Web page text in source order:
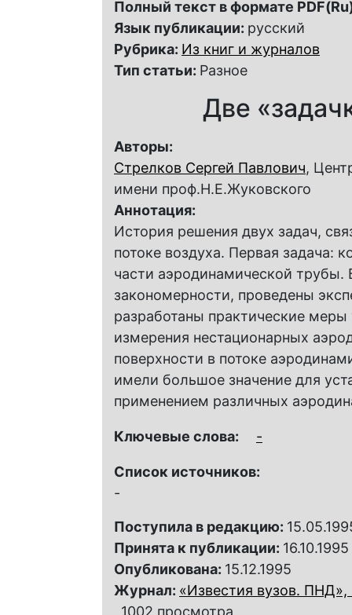
Полный текст в формате
Язык публикации: русский
Рубрика: Из книг и журналов
Тип статьи: Разное
Две
Авторы:
Стрелков Сергей Павлович,
имени проф.Н.Е.Жуковского
Аннотация:
История решения двух задач,
потоке воздуха. Первая задача:
части аэродинамической
закономерности, проведены
разработаны практические
измерения нестационарных
поверхности в потоке
имели большое значение для
применением различных
Ключевые слова: -
Список источников:
-
Поступила в редакцию:
Принята к публикации: 16.10.1995
Опубликована: 15.12.1995
Журнал: «Известия вузов.
1002 просмотра